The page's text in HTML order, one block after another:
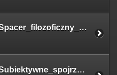
2024_10_23_Spacer_filozoficzny_u_Sokratesa_Janusz_Maj
2024_10_21_Subiektywne_spojrzenie_na_otaczającą_nas_rzeczywistość_wernisaż_ wystawy